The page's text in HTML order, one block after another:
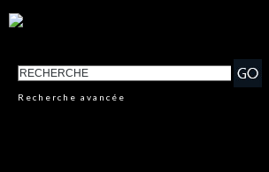
Recherche avancée